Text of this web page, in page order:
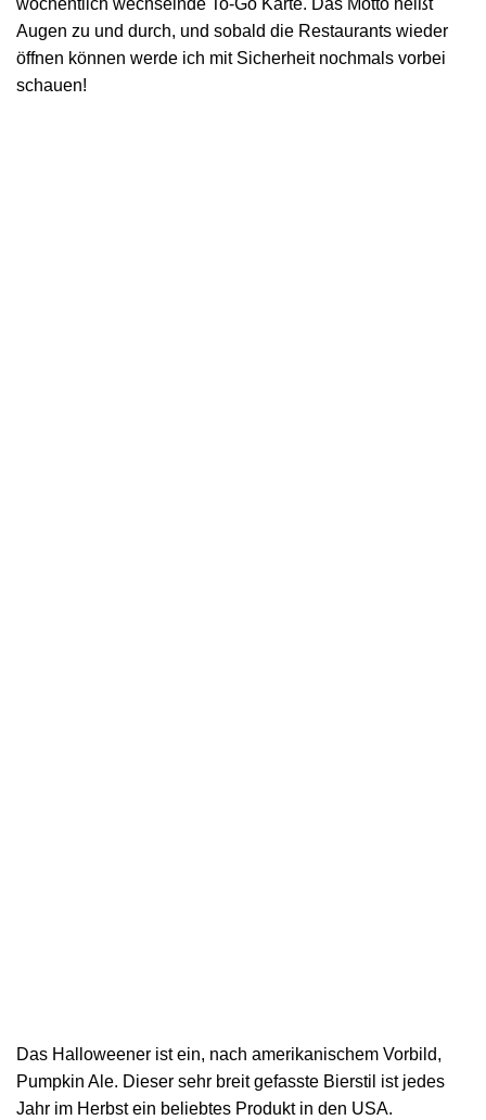
wöchentlich wechselnde To-Go Karte. Das Motto heißt
Augen zu und durch, und sobald die Restaurants wieder
öffnen können werde ich mit Sicherheit nochmals vorbei
schauen!
Das Halloweener ist ein, nach amerikanischem Vorbild,
Pumpkin Ale. Dieser sehr breit gefasste Bierstil ist jedes
Jahr im Herbst ein beliebtes Produkt in den USA.